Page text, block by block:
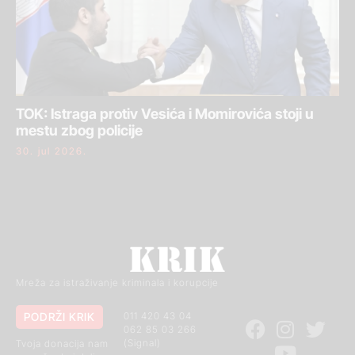
TOK: Istraga protiv Vesića i Momirovića stoji u
mestu zbog policije
30. jul 2026.
Mreža za istraživanje kriminala i korupcije
011 420 43 04
PODRŽI KRIK